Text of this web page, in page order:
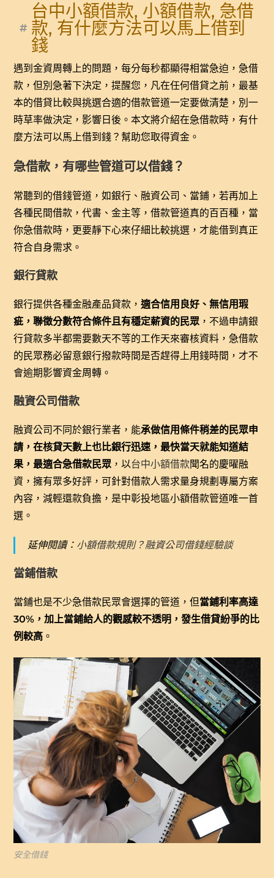
台中小額借款, 小額借款, 急借
款, 有什麼方法可以馬上借到
錢
遇到金資周轉上的問題，每分每秒都顯得相當急迫，急借
款，但別急著下決定，提醒您，凡在任何借貸之前，最基
本的借貸比較與挑選合適的借款管道一定要做清楚，別一
時草率做決定，影響日後。本文將介紹在急借款時，有什
麼方法可以馬上借到錢？幫助您取得資金。
急借款，有哪些管道可以借錢？
常聽到的借錢管道，如銀行、融資公司、當鋪，若再加上
各種民間借款，代書、金主等，借款管道真的百百種，當
你急借款時，更要靜下心來仔細比較挑選，才能借到真正
符合自身需求。
銀行貸款
銀行提供各種金融產品貸款，適合信用良好、無信用瑕
疵，聯徵分數符合條件且有穩定薪資的民眾 ，不過申請銀
行貸款多半都需要數天不等的工作天來審核資料，急借款
的民眾務必留意銀行撥款時間是否趕得上用錢時間，才不
會逾期影響資金周轉。
融資公司借款
融資公司不同於銀行業者，能承做信用條件稍差的民眾申
請，在核貸天數上也比銀行迅速，最快當天就能知道結
果，最適合急借款民眾 ，以台中小額借款聞名的慶曜融
資，擁有眾多好評，可針對借款人需求量身規劃專屬方案
內容，減輕還款負擔，是中彰投地區小額借款管道唯一首
選。
延伸閱讀： 小額借款規則？融資公司借錢經驗談
當鋪借款
當鋪也是不少急借款民眾會選擇的管道，但當鋪利率高達
30%，加上當鋪給人的觀感較不透明，發生借貸紛爭的比
例較高 。
安全借錢